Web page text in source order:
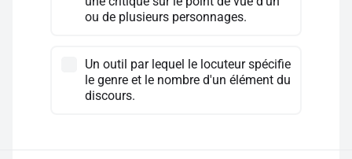
ou de plusieurs personnages.
Un outil par lequel le locuteur spécifie
le genre et le nombre d'un élément du
discours.